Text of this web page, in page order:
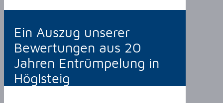
Ein Auszug unserer
Bewertungen aus 20
Jahren Entrümpelung in
Höglsteig